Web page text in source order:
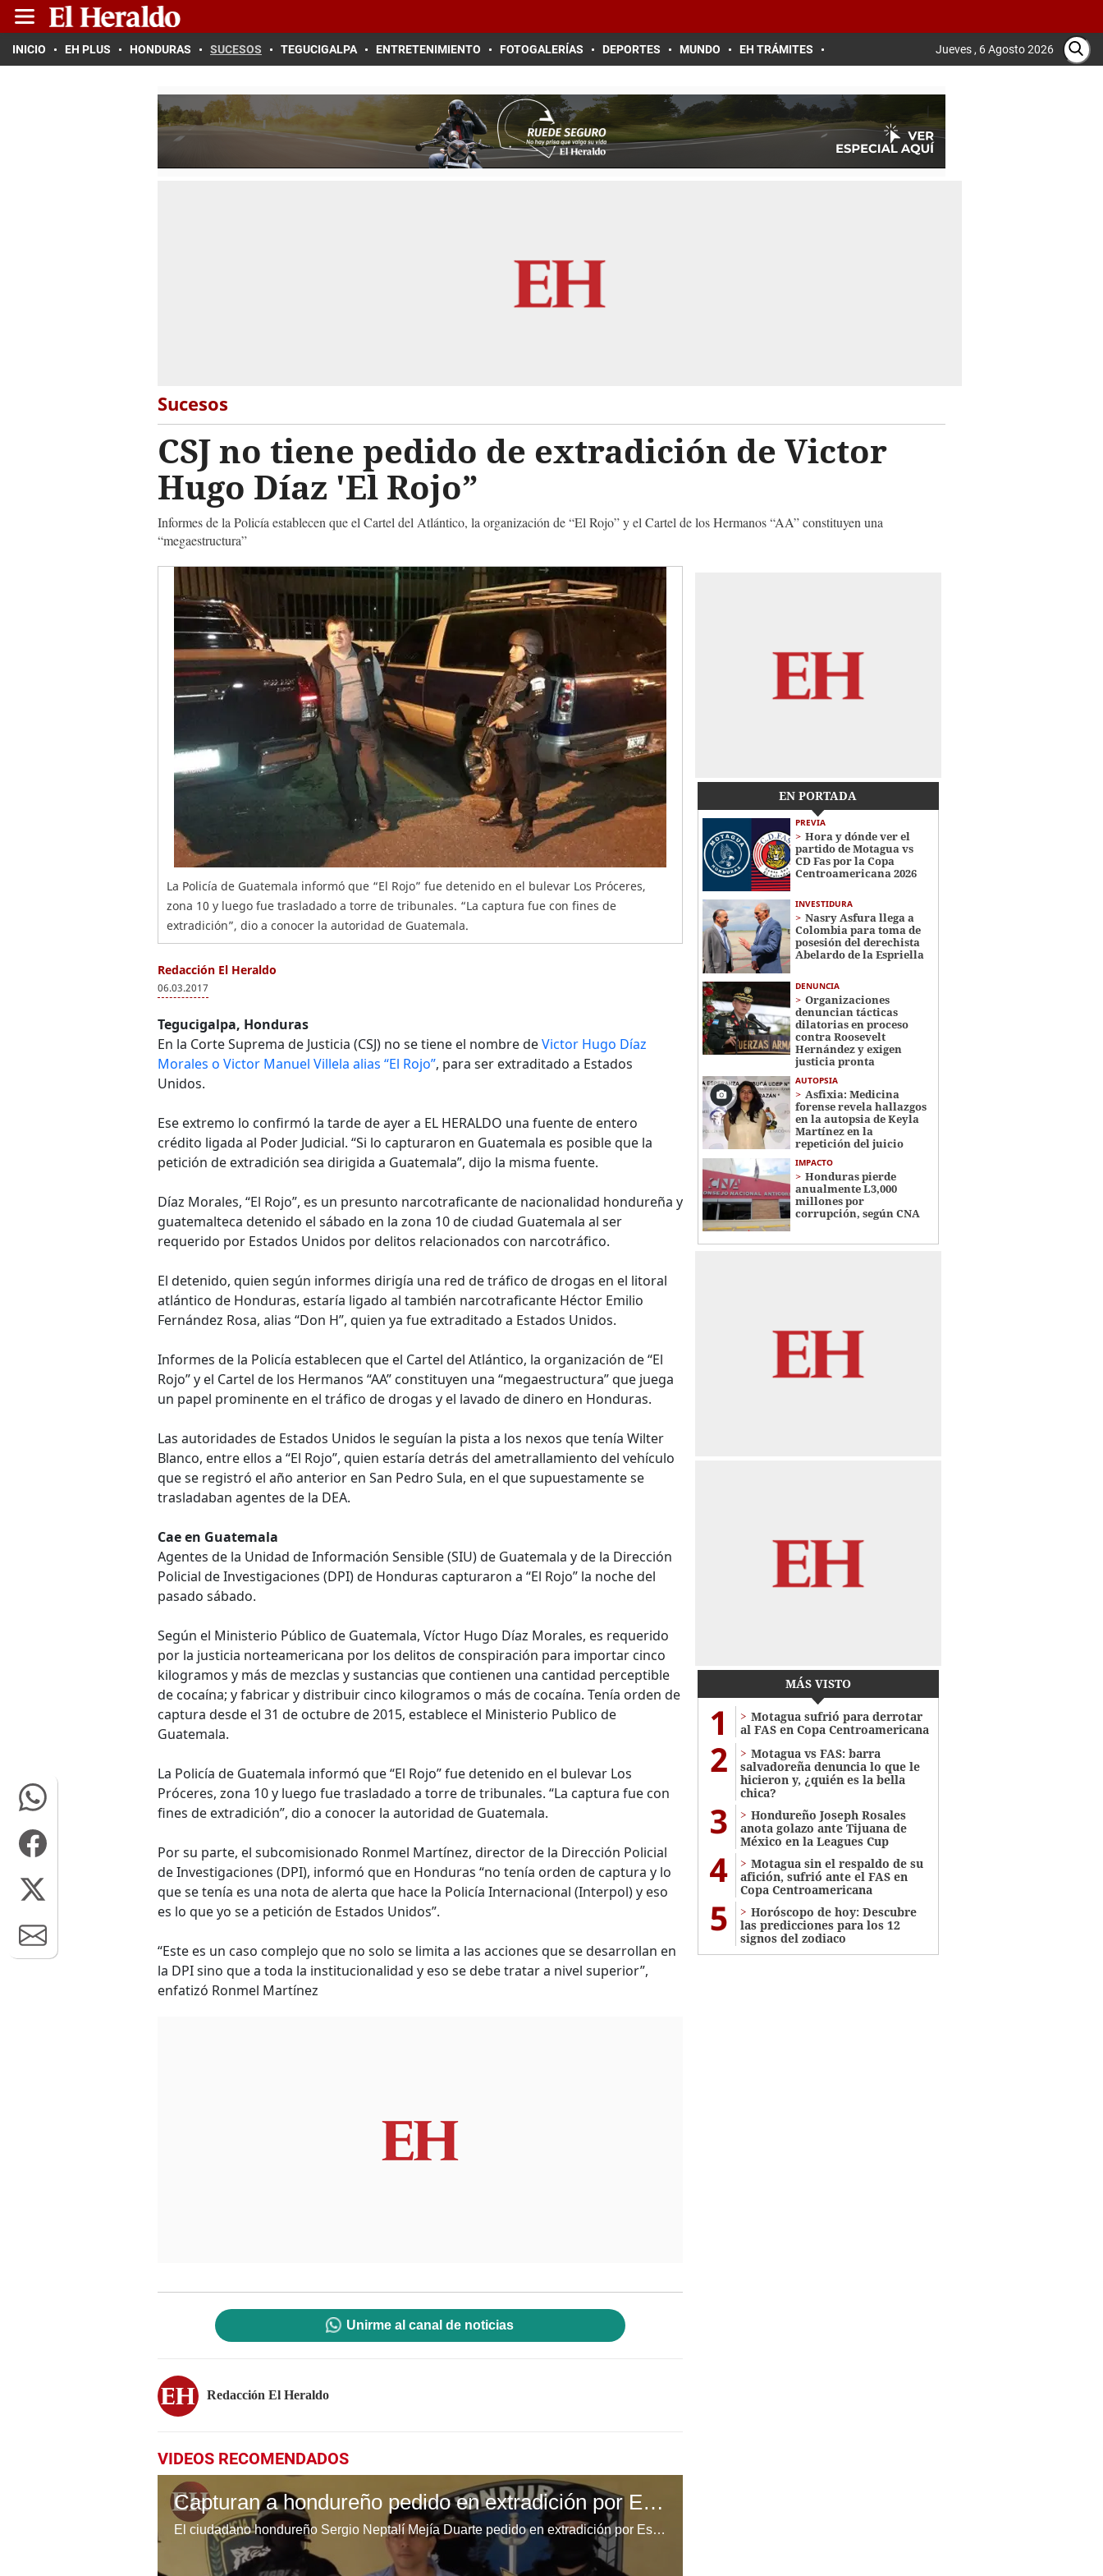
INICIO EH PLUS HONDURAS SUCESOS TEGUCIGALPA ENTRETENIMIENTO FOTOGALERÍAS DEPORTES MUNDO EH TRÁMITES Jueves , 6 Agosto 2026
Sucesos
CSJ no tiene pedido de extradición de Victor
Hugo Díaz 'El Rojo”
Informes de la Policía establecen que el Cartel del Atlántico, la organización de “El Rojo” y el Cartel de los Hermanos “AA” constituyen una
“megaestructura”
La Policía de Guatemala informó que “El Rojo” fue detenido en el bulevar Los Próceres,
zona 10 y luego fue trasladado a torre de tribunales. “La captura fue con fines de
extradición”, dio a conocer la autoridad de Guatemala.
Redacción El Heraldo
06.03.2017
Tegucigalpa, Honduras
En la Corte Suprema de Justicia (CSJ) no se tiene el nombre deVictor Hugo Díaz
Morales o Victor Manuel Villela alias “El Rojo”, para ser extraditado a Estados
Unidos.
Ese extremo lo confirmó la tarde de ayer a EL HERALDO una fuente de entero
crédito ligada al Poder Judicial. “Si lo capturaron en Guatemala es posible que la
petición de extradición sea dirigida a Guatemala”, dijo la misma fuente.
Díaz Morales, “El Rojo”, es un presunto narcotraficante de nacionalidad hondureña y
guatemalteca detenido el sábado en la zona 10 de ciudad Guatemala al ser
requerido por Estados Unidos por delitos relacionados con narcotráfico.
El detenido, quien según informes dirigía una red de tráfico de drogas en el litoral
atlántico de Honduras, estaría ligado al también narcotraficante Héctor Emilio
Fernández Rosa, alias “Don H”, quien ya fue extraditado a Estados Unidos.
Informes de la Policía establecen que el Cartel del Atlántico, la organización de “El
Rojo” y el Cartel de los Hermanos “AA” constituyen una “megaestructura” que juega
un papel prominente en el tráfico de drogas y el lavado de dinero en Honduras.
Las autoridades de Estados Unidos le seguían la pista a los nexos que tenía Wilter
Blanco, entre ellos a “El Rojo”, quien estaría detrás del ametrallamiento del vehículo
que se registró el año anterior en San Pedro Sula, en el que supuestamente se
trasladaban agentes de la DEA.
Cae en Guatemala
Agentes de la Unidad de Información Sensible (SIU) de Guatemala y de la Dirección
Policial de Investigaciones (DPI) de Honduras capturaron a “El Rojo” la noche del
pasado sábado.
Según el Ministerio Público de Guatemala, Víctor Hugo Díaz Morales, es requerido
por la justicia norteamericana por los delitos de conspiración para importar cinco
kilogramos y más de mezclas y sustancias que contienen una cantidad perceptible
de cocaína; y fabricar y distribuir cinco kilogramos o más de cocaína. Tenía orden de
captura desde el 31 de octubre de 2015, establece el Ministerio Publico de
Guatemala.
La Policía de Guatemala informó que “El Rojo” fue detenido en el bulevar Los
Próceres, zona 10 y luego fue trasladado a torre de tribunales. “La captura fue con
fines de extradición”, dio a conocer la autoridad de Guatemala.
Por su parte, el subcomisionado Ronmel Martínez, director de la Dirección Policial
de Investigaciones (DPI), informó que en Honduras “no tenía orden de captura y lo
que se tenía es una nota de alerta que hace la Policía Internacional (Interpol) y eso
es lo que yo se a petición de Estados Unidos”.
“Este es un caso complejo que no solo se limita a las acciones que se desarrollan en
la DPI sino que a toda la institucionalidad y eso se debe tratar a nivel superior”,
enfatizó Ronmel Martínez
Unirme al canal de noticias
Redacción El Heraldo
VIDEOS RECOMENDADOS
Capturan a hondureño pedido en extradición por Estados Unidos
El ciudadano hondureño Sergio Neptalí Mejía Duarte pedido en extradición por Estados Unidos fue presentado este lunes ante los medios de comunicación luego de su captura el domingo. (Video: Emilio Flores)
EN PORTADA
PREVIA
Hora y dónde ver el
partido de Motagua vs
CD Fas por la Copa
Centroamericana 2026
INVESTIDURA
Nasry Asfura llega a
Colombia para toma de
posesión del derechista
Abelardo de la Espriella
DENUNCIA
Organizaciones
denuncian tácticas
dilatorias en proceso
contra Roosevelt
Hernández y exigen
justicia pronta
AUTOPSIA
Asfixia: Medicina
forense revela hallazgos
en la autopsia de Keyla
Martínez en la
repetición del juicio
IMPACTO
Honduras pierde
anualmente L3,000
millones por
corrupción, según CNA
MÁS VISTO
1
Motagua sufrió para derrotar
al FAS en Copa Centroamericana
2
Motagua vs FAS: barra
salvadoreña denuncia lo que le
hicieron y, ¿quién es la bella
chica?
3
Hondureño Joseph Rosales
anota golazo ante Tijuana de
México en la Leagues Cup
4
Motagua sin el respaldo de su
afición, sufrió ante el FAS en
Copa Centroamericana
5
Horóscopo de hoy: Descubre
las predicciones para los 12
signos del zodiaco